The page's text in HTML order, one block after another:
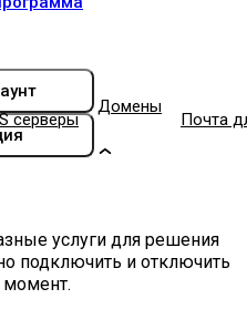
серверы
Домены
Почта
услуги для решения
подключить и отключить